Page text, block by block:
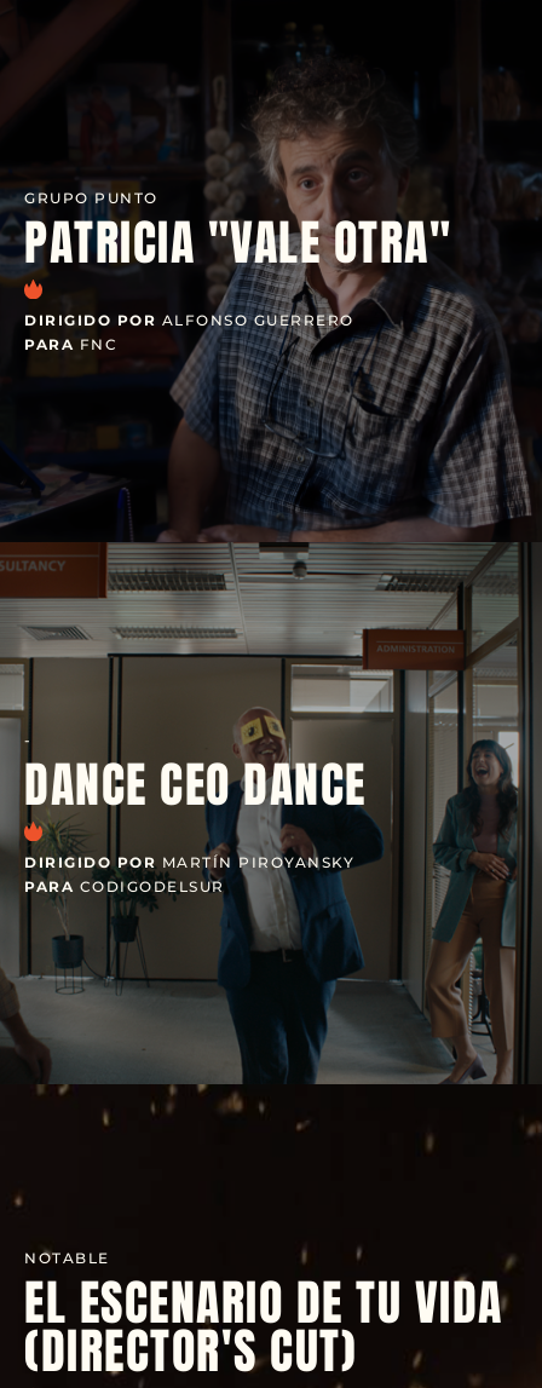
GRUPO PUNTO
PATRICIA "VALE OTRA"
DIRIGIDO POR ALFONSO GUERRERO
PARA FNC
-
DANCE CEO DANCE
DIRIGIDO POR MARTÍN PIROYANSKY
PARA CODIGODELSUR
NOTABLE
EL ESCENARIO DE TU VIDA
(DIRECTOR'S CUT)